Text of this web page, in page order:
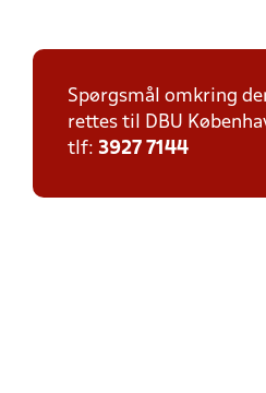
Spørgsmål omkring
rettes til DBU
tlf: 3927 7144